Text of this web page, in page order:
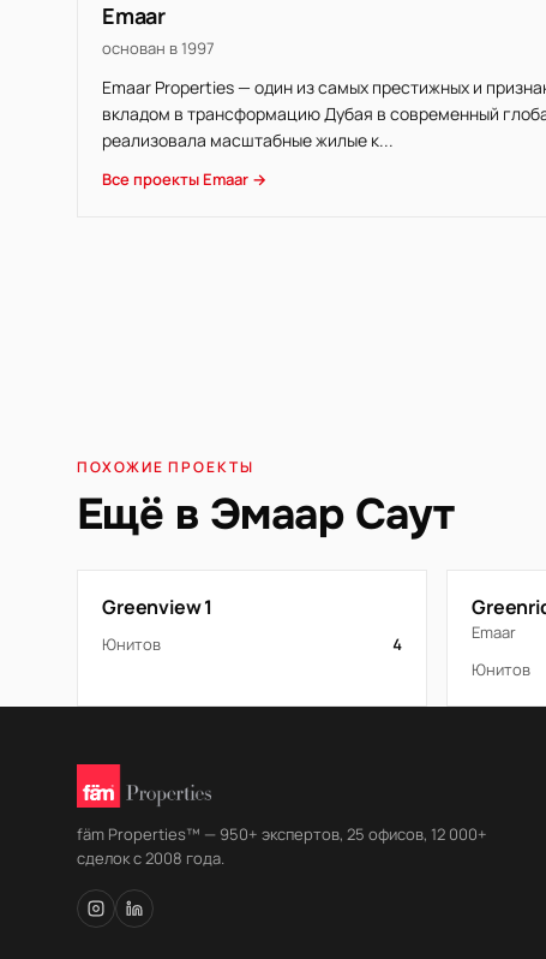
Emaar
основан в 1997
Emaar Properties — один из самых престижных и
вкладом в трансформацию Дубая в современный
реализовала масштабные жилые к...
Все проекты Emaar →
ПОХОЖИЕ ПРОЕКТЫ
Ещё в Эмаар Саут
Greenview 1
Юнитов 4
Emaar
Юнитов
fäm Properties™ — 950+ экспертов, 25 офисов, 12 000+
сделок с 2008 года.